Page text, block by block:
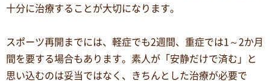
十分に治療することが大切になります。
スポーツ再開までには、軽症でも2週間、重症では1～2か月
間を要する場合もあります。素人が「安静だけで済む」と
思い込むのは妥当ではなく、きちんとした治療が必要で